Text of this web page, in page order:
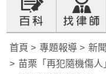
首頁 專題報導
新
苗栗「再犯隨機傷